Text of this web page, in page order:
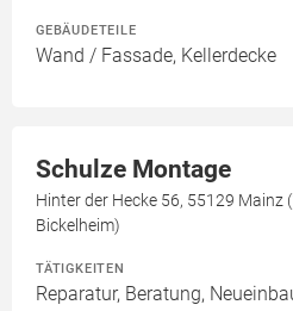
GEBÄUDETEILE
Wand / Fassade, Kellerdecke
Schulze Montage
Hinter der Hecke 56, 55129 Mainz
Bickelheim)
TÄTIGKEITEN
Reparatur, Beratung,